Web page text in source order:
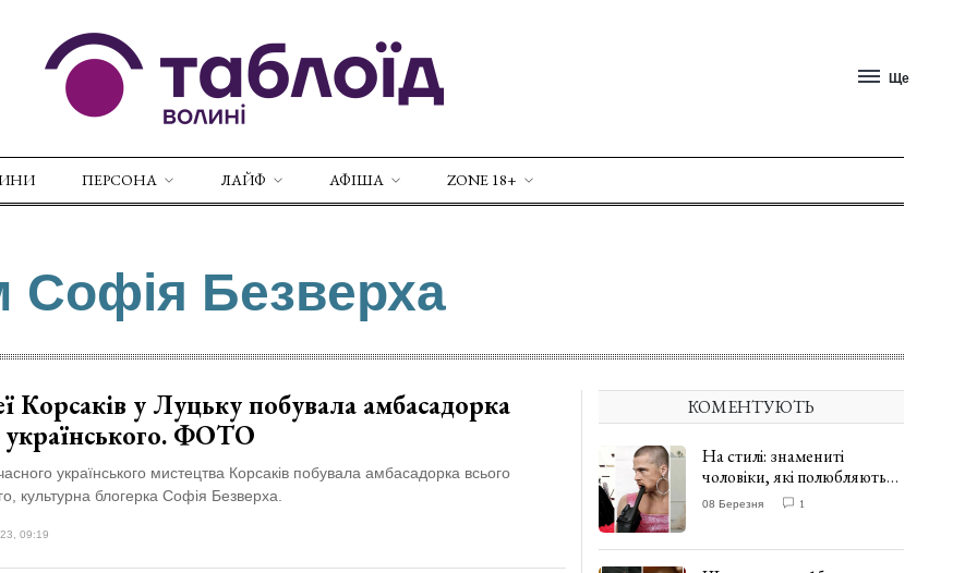
Ще
ПЕРСОНА ЛАЙФ АФІША ZONE 18+
Софія Безверха
Корсаків у Луцьку побувала амбасадорка
українського. ФОТО
українського мистецтва Корсаків побувала амбасадорка всього
культурна блогерка Софія Безверха.
09:19
КОМЕНТУЮТЬ
На стилі: знамениті
чоловіки, які полюбляють
одягати сукні. ФОТО
08 Березня 1